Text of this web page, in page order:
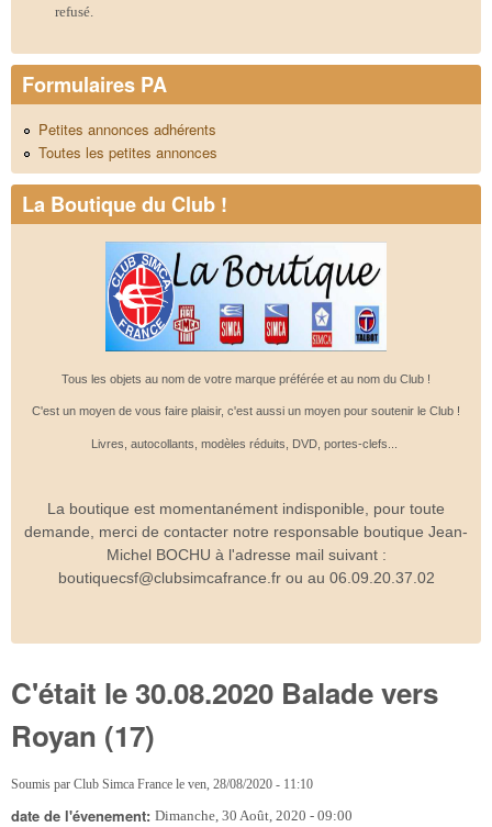
refusé.
Formulaires PA
Petites annonces adhérents
Toutes les petites annonces
La Boutique du Club !
Tous les objets au nom de votre marque préférée et au nom du Club !
C'est un moyen de vous faire plaisir, c'est aussi un moyen pour soutenir le Club !
Livres, autocollants, modèles réduits, DVD, portes-clefs...
La boutique est momentanément indisponible, pour toute
demande, merci de contacter notre responsable boutique Jean-
Michel BOCHU à l'adresse mail suivant :
boutiquecsf@clubsimcafrance.fr ou au 06.09.20.37.02
C'était le 30.08.2020 Balade vers
Royan (17)
Soumis par Club Simca France le ven, 28/08/2020 - 11:10
date de l'évenement: Dimanche, 30 Août, 2020 - 09:00